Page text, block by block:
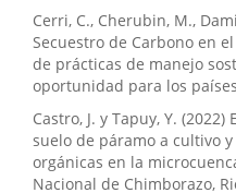
Cerri, C., Cherubin, M.,
Secuestro de Carbono en
de prácticas de manejo
oportunidad para los
Castro, J. y Tapuy, Y.
suelo de páramo a cultivo
orgánicas en la
Nacional de Chimborazo,